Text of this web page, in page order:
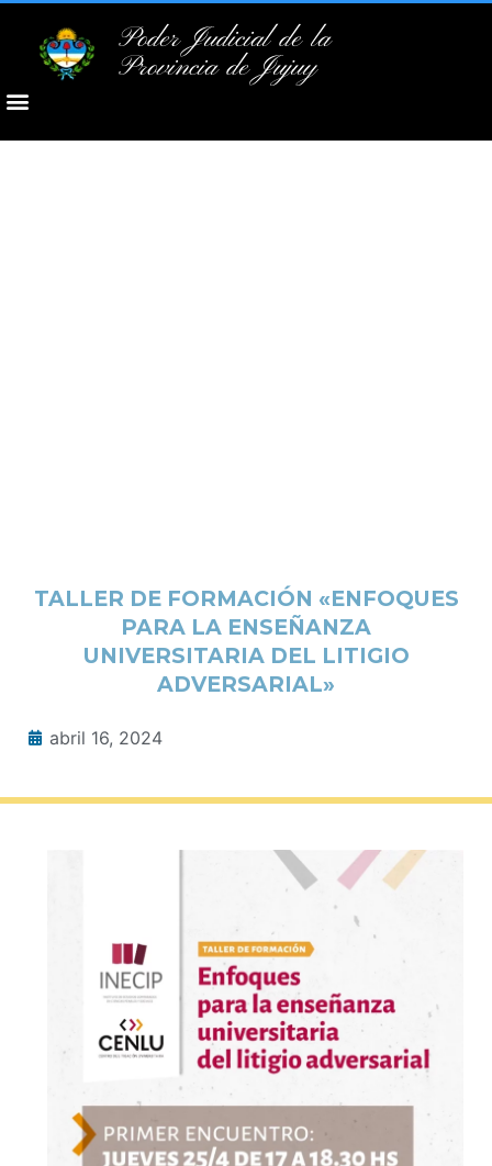
Poder Judicial de la
Provincia de Jujuy
TALLER DE FORMACIÓN «ENFOQUES
PARA LA ENSEÑANZA
UNIVERSITARIA DEL LITIGIO
ADVERSARIAL»
abril 16, 2024